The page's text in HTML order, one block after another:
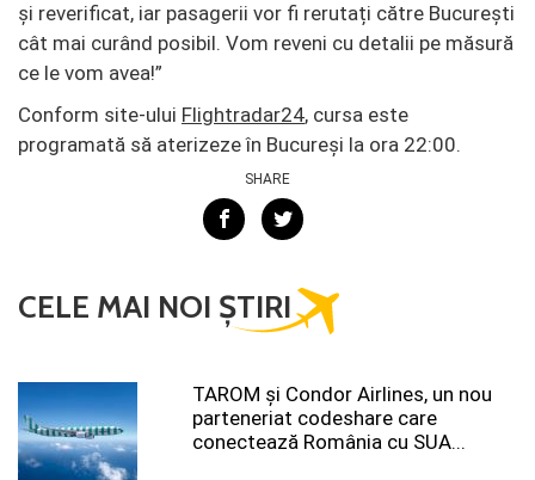
și reverificat, iar pasagerii vor fi rerutați către București
cât mai curând posibil. Vom reveni cu detalii pe măsură
ce le vom avea!”
Conform site-ului Flightradar24, cursa este
programată să aterizeze în Bucureși la ora 22:00.
SHARE
CELE MAI NOI ȘTIRI
TAROM şi Condor Airlines, un nou
parteneriat codeshare care
conectează România cu SUA...